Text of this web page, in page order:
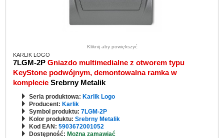
Kliknij aby powiększyć
KARLIK LOGO
7LGM-2P Gniazdo multimedialne z otworem typu
KeyStone podwójnym, demontowalna ramka w
komplecie Srebrny Metalik
Seria produktowa: Karlik Logo
Producent: Karlik
Symbol produktu: 7LGM-2P
Kolor produktu: Srebrny Metalik
Kod EAN: 5903672001052
Dostępność: Można zamawiać